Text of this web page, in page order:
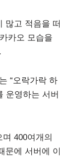
많고 적음을 떠
카오 모습을
“오락가락 하
운영하는 서버
400여개의
문에 서버에 이